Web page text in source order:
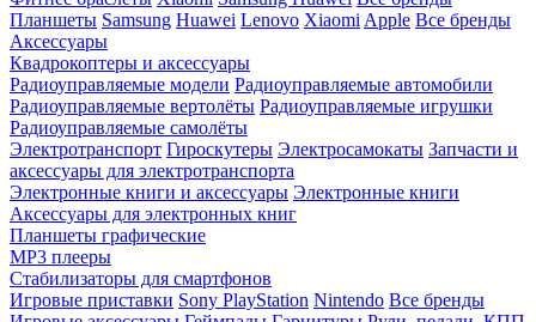
Планшеты Samsung Huawei Lenovo Xiaomi Apple Все бренды
Аксессуары
Квадрокоптеры и аксессуары
Радиоуправляемые модели Радиоуправляемые автомобили
Радиоуправляемые вертолёты Радиоуправляемые игрушки
Радиоуправляемые самолёты
Электротранспорт Гироскутеры Электросамокаты Запчасти и
аксессуары для электротранспорта
Электронные книги и аксессуары Электронные книги
Аксессуары для электронных книг
Планшеты графические
MP3 плееры
Стабилизаторы для смартфонов
Игровые приставки Sony PlayStation Nintendo Все бренды